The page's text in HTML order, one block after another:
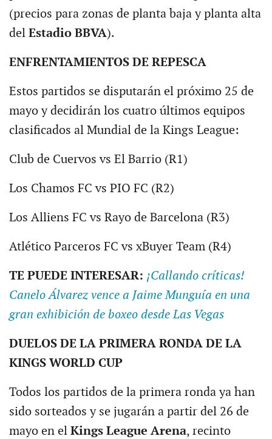
(precios para zonas de planta baja y planta alta
del Estadio BBVA).
ENFRENTAMIENTOS DE REPESCA
Estos partidos se disputarán el próximo 25 de
mayo y decidirán los cuatro últimos equipos
clasificados al Mundial de la Kings League:
Club de Cuervos vs El Barrio (R1)
Los Chamos FC vs PIO FC (R2)
Los Alliens FC vs Rayo de Barcelona (R3)
Atlético Parceros FC vs xBuyer Team (R4)
TE PUEDE INTERESAR: ¡Callando críticas!
Canelo Álvarez vence a Jaime Munguía en una
gran exhibición de boxeo desde Las Vegas
DUELOS DE LA PRIMERA RONDA DE LA
KINGS WORLD CUP
Todos los partidos de la primera ronda ya han
sido sorteados y se jugarán a partir del 26 de
mayo en el Kings League Arena, recinto